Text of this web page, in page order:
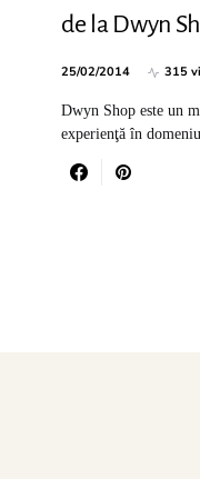
de la Dwyn
25/02/2014 315
Dwyn Shop este un
experienţă în